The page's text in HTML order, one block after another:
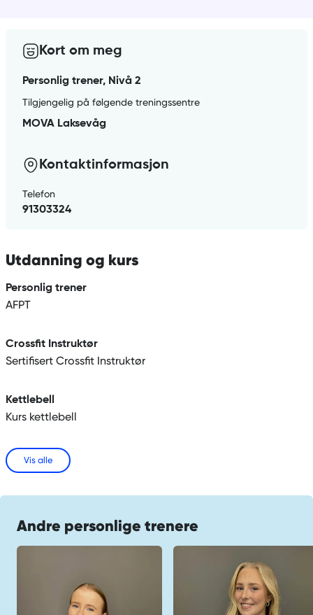
Utdanning og kurs
Personlig trener
AFPT
Crossfit Instruktør
Sertifisert Crossfit Instruktør
Kettlebell
Kurs kettlebell
Vis alle
Kort om meg
Personlig trener, Nivå 2
Tilgjengelig på følgende treningssentre
MOVA Laksevåg
Kontaktinformasjon
Telefon
91303324
Andre personlige trenere